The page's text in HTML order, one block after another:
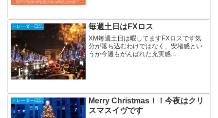
トレーダー日記 毎週土日はFXロス
XM毎週土日は暇してますFXロスです気
分が落ち込むわけではなく、安堵感とい
うか今週もがんばれた充実感...
トレーダー日記
Merry Christmas！！今夜はクリ
スマスイヴです